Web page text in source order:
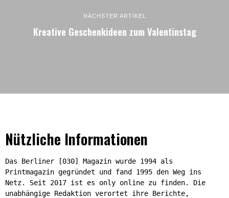
NÄCHSTER ARTIKEL
Kreative Geschenkideen zum Valentinstag
Nützliche Informationen
Das Berliner [030] Magazin wurde 1994 als
Printmagazin gegründet und fand 1995 den Weg ins
Netz. Seit 2017 ist es only online zu finden. Die
unabhängige Redaktion verortet ihre Berichte,